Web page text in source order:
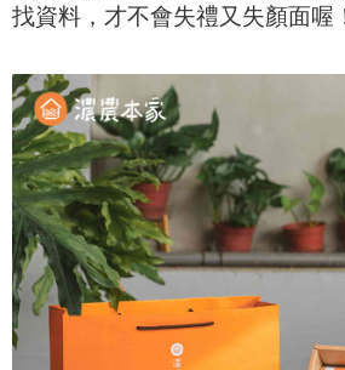
找資料，才不會失禮又失顏面喔